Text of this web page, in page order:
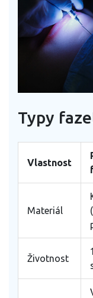
Typy
Vlastnost
Materiál
Životnost